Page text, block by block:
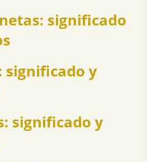
significado
significado y
significado y